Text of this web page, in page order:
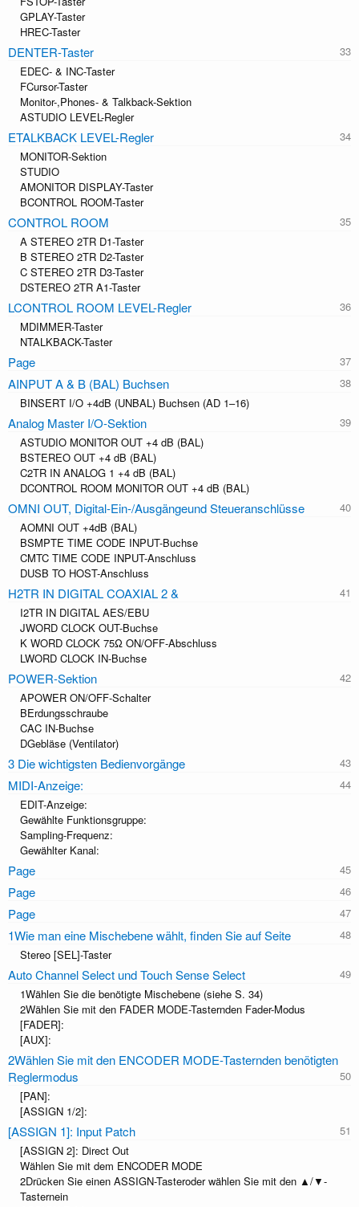
GPLAY-Taster
HREC-Taster
DENTER-Taster
EDEC- & INC-Taster
FCursor-Taster
Monitor-,Phones- & Talkback-Sektion
ASTUDIO LEVEL-Regler
ETALKBACK LEVEL-Regler
MONITOR-Sektion
STUDIO
AMONITOR DISPLAY-Taster
BCONTROL ROOM-Taster
CONTROL ROOM
A STEREO 2TR D1-Taster
B STEREO 2TR D2-Taster
C STEREO 2TR D3-Taster
DSTEREO 2TR A1-Taster
LCONTROL ROOM LEVEL-Regler
MDIMMER-Taster
NTALKBACK-Taster
Page
AINPUT A & B (BAL) Buchsen
BINSERT I/O +4dB (UNBAL) Buchsen (AD 1–16)
Analog Master I/O-Sektion
ASTUDIO MONITOR OUT +4 dB (BAL)
BSTEREO OUT +4 dB (BAL)
C2TR IN ANALOG 1 +4 dB (BAL)
DCONTROL ROOM MONITOR OUT +4 dB (BAL)
OMNI OUT, Digital-Ein-/Ausgängeund Steueranschlüsse
AOMNI OUT +4dB (BAL)
BSMPTE TIME CODE INPUT-Buchse
CMTC TIME CODE INPUT-Anschluss
DUSB TO HOST-Anschluss
H2TR IN DIGITAL COAXIAL 2 &
I2TR IN DIGITAL AES/EBU
JWORD CLOCK OUT-Buchse
K WORD CLOCK 75Ω ON/OFF-Abschluss
LWORD CLOCK IN-Buchse
POWER-Sektion
APOWER ON/OFF-Schalter
BErdungsschraube
CAC IN-Buchse
DGebläse (Ventilator)
3 Die wichtigsten Bedienvorgänge
MIDI-Anzeige:
EDIT-Anzeige:
Gewählte Funktionsgruppe:
Sampling-Frequenz:
Gewählter Kanal:
Page
Page
Page
1Wie man eine Mischebene wählt, ﬁnden Sie auf Seite
Stereo [SEL]-Taster
Auto Channel Select und Touch Sense Select
1Wählen Sie die benötigte Mischebene (siehe S. 34)
2Wählen Sie mit den FADER MODE-Tasternden Fader-Modus
[FADER]:
[AUX]:
2Wählen Sie mit den ENCODER MODE-Tasternden benötigten
Reglermodus
[PAN]:
[ASSIGN 1/2]:
[ASSIGN 1]: Input Patch
[ASSIGN 2]: Direct Out
Wählen Sie mit dem ENCODER MODE
2Drücken Sie einen ASSIGN-Tasteroder wählen Sie mit den ▲/▼-
Tasternein